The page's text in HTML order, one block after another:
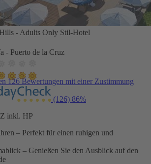
- Adults Only Stil-Hotel
- Puerto de la Cruz
126 Bewertungen mit einer Zustimmung
(126) 86%
inkl. HP
– Perfekt für einen ruhigen und
– Genießen Sie den Ausblick auf den